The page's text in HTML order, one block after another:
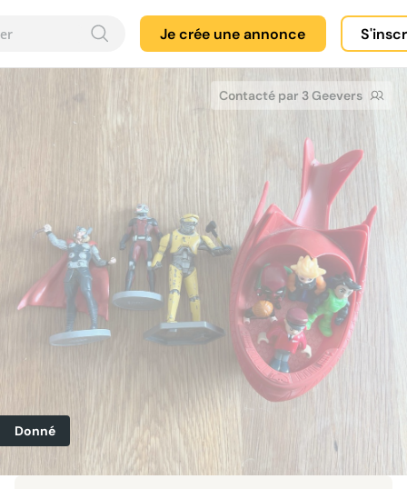
Je crée une annonce
Contacté par 3 Geevers
Donné